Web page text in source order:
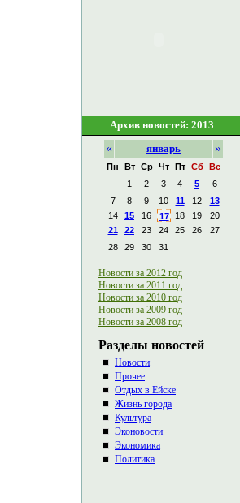
Архив новостей: 2013
« январь »
Пн Вт Ср Чт Пт Сб
Вс
1
2 3 4 5
6
7
8 9 10 11 12
13
14
15 16 17 18 19
20
21
22 23 24 25 26
27
28
29 30 31
Новости за 2012 год
Новости за 2011 год
Новости за 2010 год
Новости за 2009 год
Новости за 2008 год
Разделы новостей
Новости
Прочее
Отдых в Ейске
Жизнь города
Культура
Эконовости
Экономика
Политика